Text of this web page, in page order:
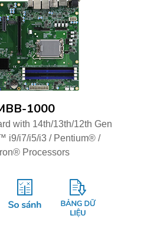
1000
with 14th/13th/12th Gen
i9/i7/i5/i3 / Pentium® /
Processors